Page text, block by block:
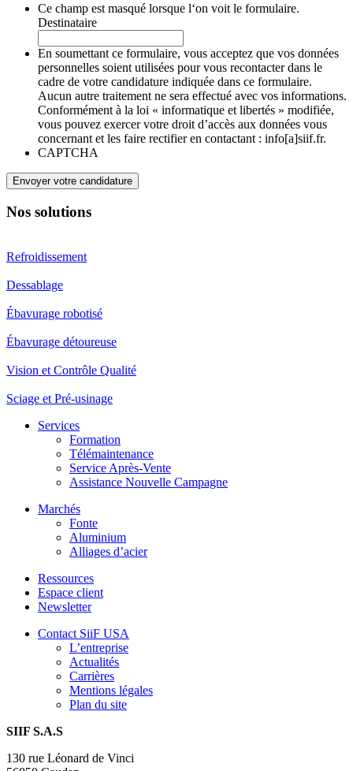
Ce champ est masqué lorsque l‘on voit le formulaire.
Destinataire
En soumettant ce formulaire, vous acceptez que vos données
personnelles soient utilisées pour vous recontacter dans le
cadre de votre candidature indiquée dans ce formulaire.
Aucun autre traitement ne sera effectué avec vos informations.
Conformément à la loi « informatique et libertés » modifiée,
vous pouvez exercer votre droit d’accès aux données vous
concernant et les faire rectifier en contactant : info[a]siif.fr.
CAPTCHA
Envoyer votre candidature
Nos solutions
Refroidissement
Dessablage
Ébavurage robotisé
Ébavurage détoureuse
Vision et Contrôle Qualité
Sciage et Pré-usinage
Services
Formation
Télémaintenance
Service Après-Vente
Assistance Nouvelle Campagne
Marchés
Fonte
Aluminium
Alliages d’acier
Ressources
Espace client
Newsletter
Contact SiiF USA
L’entreprise
Actualités
Carrières
Mentions légales
Plan du site
SIIF S.A.S
130 rue Léonard de Vinci